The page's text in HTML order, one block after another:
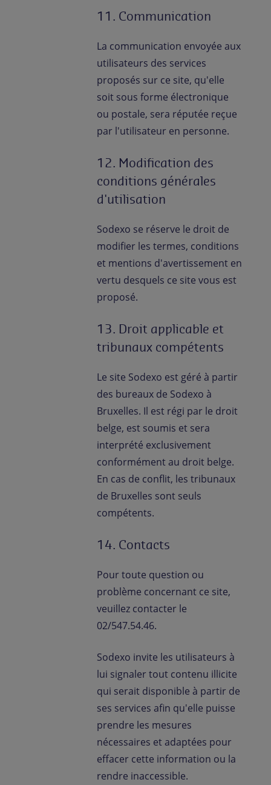
11. Communication
La communication envoyée aux
utilisateurs des services
proposés sur ce site, qu'elle
soit sous forme électronique
ou postale, sera réputée reçue
par l'utilisateur en personne.
12. Modification des
conditions générales
d'utilisation
Sodexo se réserve le droit de
modifier les termes, conditions
et mentions d'avertissement en
vertu desquels ce site vous est
proposé.
13. Droit applicable et
tribunaux compétents
Le site Sodexo est géré à partir
des bureaux de Sodexo à
Bruxelles. Il est régi par le droit
belge, est soumis et sera
interprété exclusivement
conformément au droit belge.
En cas de conflit, les tribunaux
de Bruxelles sont seuls
compétents.
14. Contacts
Pour toute question ou
problème concernant ce site,
veuillez contacter le
02/547.54.46.
Sodexo invite les utilisateurs à
lui signaler tout contenu illicite
qui serait disponible à partir de
ses services afin qu'elle puisse
prendre les mesures
nécessaires et adaptées pour
effacer cette information ou la
rendre inaccessible.